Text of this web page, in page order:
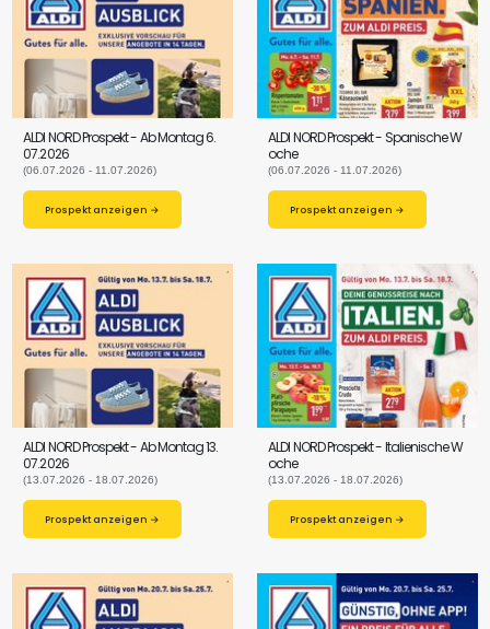
ALDI NORD Prospekt - Ab Montag 6.
07.2026
(06.07.2026 - 11.07.2026)
Prospekt anzeigen →
ALDI NORD Prospekt - Spanische W
oche
(06.07.2026 - 11.07.2026)
Prospekt anzeigen →
ALDI NORD Prospekt - Ab Montag 13.
07.2026
(13.07.2026 - 18.07.2026)
Prospekt anzeigen →
ALDI NORD Prospekt - Italienische W
oche
(13.07.2026 - 18.07.2026)
Prospekt anzeigen →